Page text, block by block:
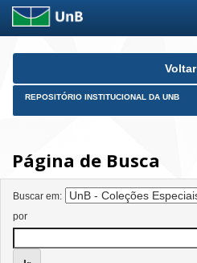
Skip
Voltar
REPOSITÓRIO INSTITUCIONAL DA UNB
Página de Busca
Buscar em:
por